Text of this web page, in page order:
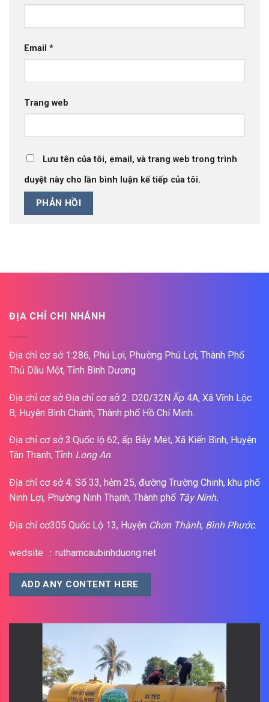
Email *
Trang web
Lưu tên của tôi, email, và trang web trong trình
duyệt này cho lần bình luận kế tiếp của tôi.
ĐỊA CHỈ CHI NHÁNH
Địa chỉ cơ sở 1:286, Phú Lợi, Phường Phú Lợi, Thành Phố
Thủ Dầu Một, Tỉnh Bình Dương
Địa chỉ cơ sở Địa chỉ cơ sở 2: D20/32N Ấp 4A, Xã Vĩnh Lộc
B, Huyện Bình Chánh, Thành phố Hồ Chí Minh.
Địa chỉ cơ sở 3:Quốc lộ 62, ấp Bảy Mét, Xã Kiến Bình, Huyện
Tân Thạnh, Tỉnh Long An.
Địa chỉ cơ sở 4: Số 33, hẻm 25, đường Trường Chinh, khu phố
Ninh Lợi, Phường Ninh Thạnh, Thành phố Tây Ninh.
Địa chỉ cơ305 Quốc Lộ 13, Huyện Chơn Thành, Bình Phước.
wedsite ：ruthamcaubinhduong.net
ADD ANY CONTENT HERE